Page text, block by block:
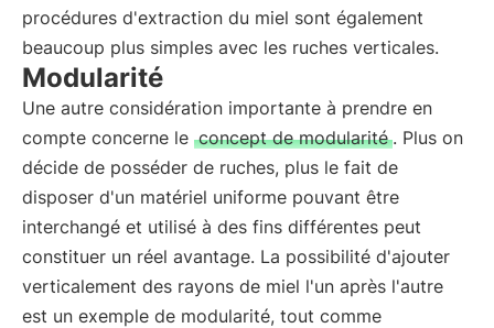
procédures d'extraction du miel sont également
beaucoup plus simples avec les ruches verticales.
Modularité
Une autre considération importante à prendre en
compte concerne le concept de modularité . Plus on
décide de posséder de ruches, plus le fait de
disposer d'un matériel uniforme pouvant être
interchangé et utilisé à des fins différentes peut
constituer un réel avantage. La possibilité d'ajouter
verticalement des rayons de miel l'un après l'autre
est un exemple de modularité, tout comme